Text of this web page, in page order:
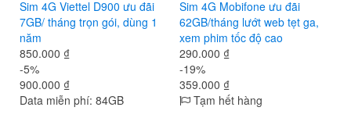
Sim 4G Viettel D900 ưu đãi
7GB/ tháng trọn gói, dùng 1
năm
850.000 ₫
-5%
900.000 ₫
Data miễn phí: 84GB
Sim 4G Mobifone ưu đãi
62GB/tháng lướt web tẹt ga,
xem phim tốc độ cao
290.000 ₫
-19%
359.000 ₫
Tạm hết hàng